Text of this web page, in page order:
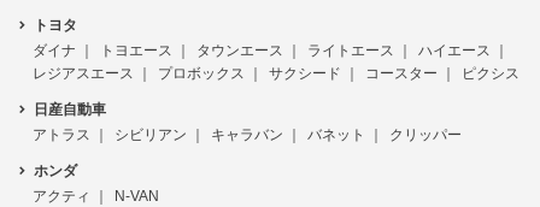
トヨタ
ダイナ
トヨエース タウンエース ライトエース
ハイエース
レジアスエース
プロボックス サクシード コースター ピクシス
日産自動車
アトラス
シビリアン キャラバン バネット クリッパー
ホンダ
アクティ
N-VAN